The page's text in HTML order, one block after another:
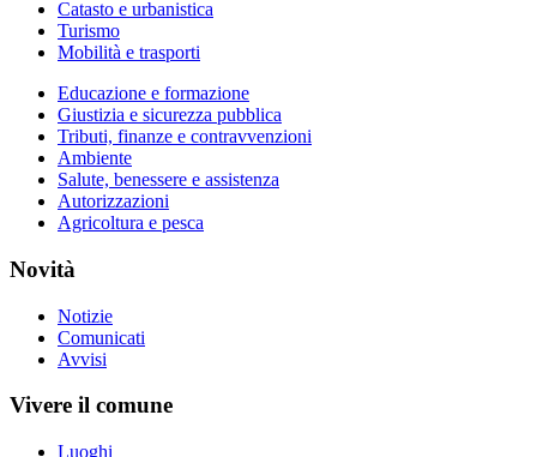
Catasto e urbanistica
Turismo
Mobilità e trasporti
Educazione e formazione
Giustizia e sicurezza pubblica
Tributi, finanze e contravvenzioni
Ambiente
Salute, benessere e assistenza
Autorizzazioni
Agricoltura e pesca
Novità
Notizie
Comunicati
Avvisi
Vivere il comune
Luoghi